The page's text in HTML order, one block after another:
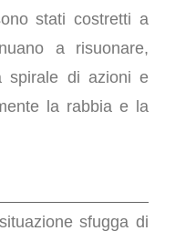
stati costretti a
a risuonare,
spirale di azioni e
la rabbia e la
sfugga di